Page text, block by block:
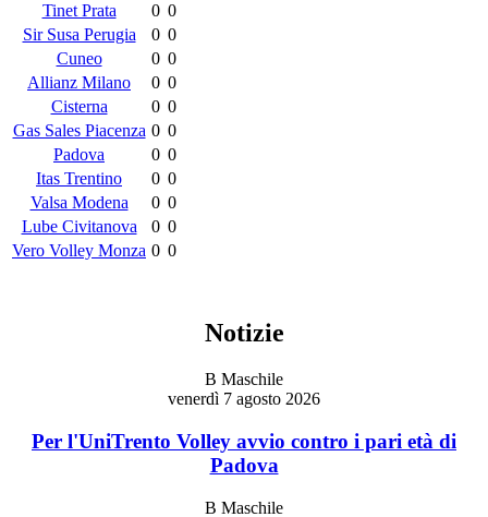
Tinet Prata
0 0
Sir Susa Perugia
0 0
Cuneo
0 0
Allianz Milano
0 0
Cisterna
0 0
Gas Sales Piacenza 0 0
Padova
0 0
Itas Trentino
0 0
Valsa Modena
0 0
Lube Civitanova
0 0
Vero Volley Monza 0 0
Notizie
B Maschile
venerdì 7 agosto 2026
Per l'UniTrento Volley avvio contro i pari età di
Padova
B Maschile